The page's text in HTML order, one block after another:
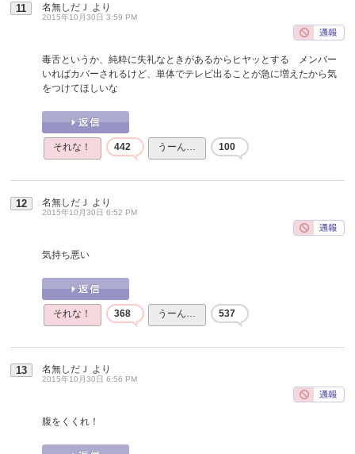
11 名無しだＪ より
2015年10月30日 3:59 PM
毒舌というか、純粋に失礼なときがあるからヒヤッとする メンバー
いればカバーされるけど、単体でテレビ出ることが急に増えたから気
をつけてほしいな
それな！ 442 うーん… 100
12 名無しだＪ より
2015年10月30日 6:52 PM
気持ち悪い
それな！ 368 うーん… 537
13 名無しだＪ より
2015年10月30日 6:56 PM
腹をくくれ！